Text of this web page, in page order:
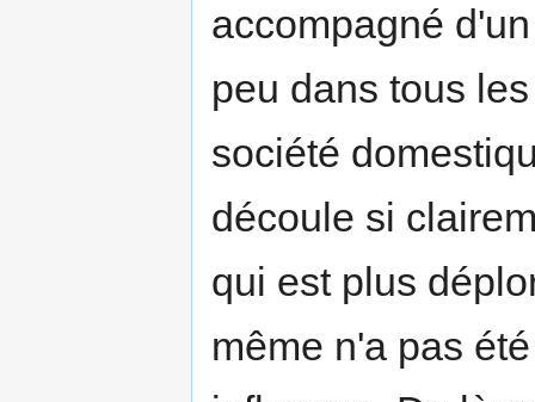
accompagné
peu dans tous
société
découle si
qui est plus
même n'a pas